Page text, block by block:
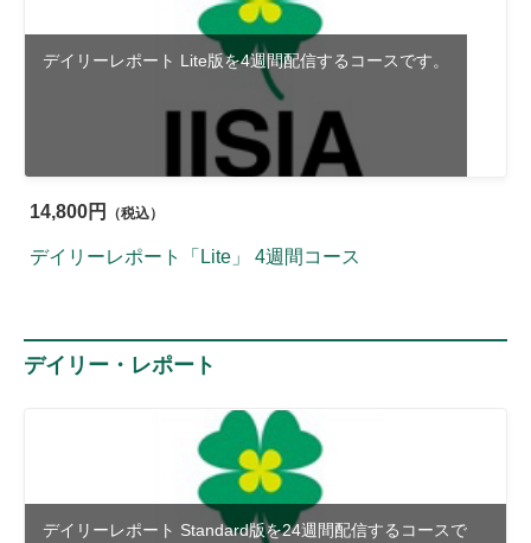
デイリーレポート Lite版を4週間配信するコースです。
14,800円 （税込）
デイリーレポート「Lite」 4週間コース
デイリー・レポート
デイリーレポート Standard版を24週間配信するコースで